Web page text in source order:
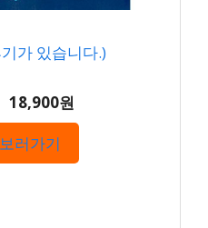
가 있습니다.)
18,900원
러가기